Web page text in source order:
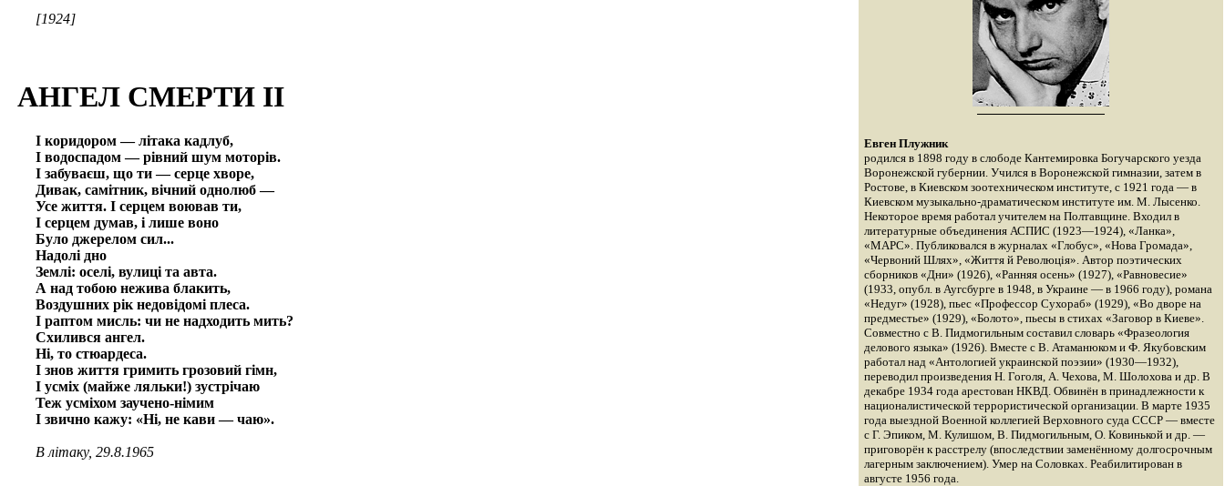
[1924]
АНГЕЛ СМЕРТИ II
І коридором — літака кадлуб,
І водоспадом — рівний шум моторів.
І забуваєш, що ти — серце хворе,
Дивак, самітник, вічний однолюб —
Усе життя. I серцем воював ти,
І серцем думав, і лише воно
Було джерелом сил...
Надолі дно
Землі: оселі, вулиці та авта.
А над тобою нежива блакить,
Воздушних рік недовідомі плеса.
І раптом мисль: чи не надходить мить?
Схилився ангел.
Ні, то стюардеса.
І знов життя гримить грозовий гімн,
І усміх (майже ляльки!) зустрічаю
Теж усміхом заучено-німим
І звично кажу: «Ні, не кави — чаю».
В літаку, 29.8.1965
Евген Плужник
родился в 1898 году в слободе Кантемировка Богучарского уезда
Воронежской губернии. Учился в Воронежской гимназии, затем в
Ростове, в Киевском зоотехническом институте, с 1921 года — в
Киевском музыкально-драматическом институте им. М. Лысенко.
Некоторое время работал учителем на Полтавщине. Входил в
литературные объединения АСПИС (1923—1924), «Ланка»,
«МАРС». Публиковался в журналах «Глобус», «Нова Громада»,
«Червоний Шлях», «Життя й Революція». Автор поэтических
сборников «Дни» (1926), «Ранняя осень» (1927), «Равновесие»
(1933, опубл. в Аугсбурге в 1948, в Украине — в 1966 году), романа
«Недуг» (1928), пьес «Профессор Сухораб» (1929), «Во дворе на
предместье» (1929), «Болото», пьесы в стихах «Заговор в Киеве».
Совместно с В. Пидмогильным составил словарь «Фразеология
делового языка» (1926). Вместе с В. Атаманюком и Ф. Якубовским
работал над «Антологией украинской поэзии» (1930—1932),
переводил произведения Н. Гоголя, А. Чехова, М. Шолохова и др. В
декабре 1934 года арестован НКВД. Обвинён в принадлежности к
националистической террористической организации. В марте 1935
года выездной Военной коллегией Верховного суда СССР — вместе
с Г. Эпиком, М. Кулишом, В. Пидмогильным, О. Ковинькой и др. —
приговорён к расстрелу (впоследствии заменённому долгосрочным
лагерным заключением). Умер на Соловках. Реабилитирован в
августе 1956 года.